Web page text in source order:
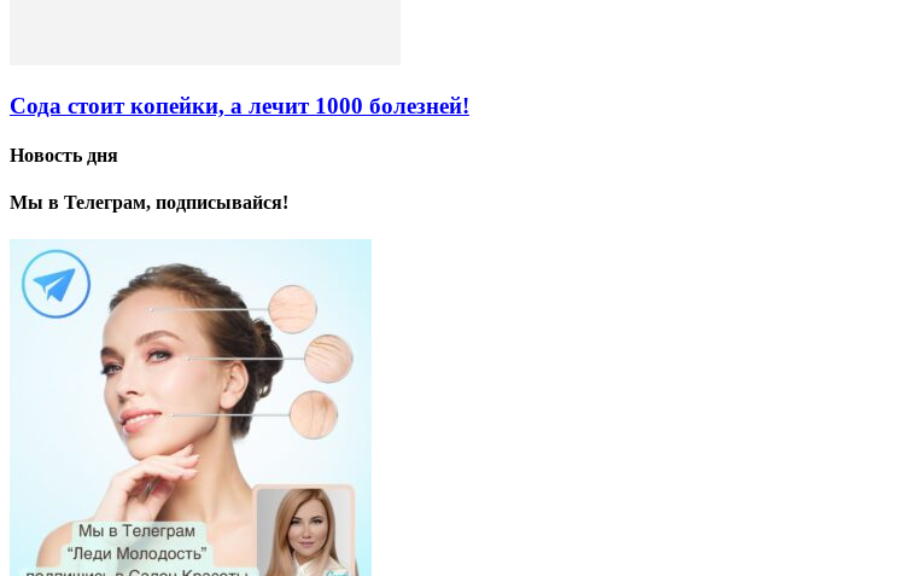
Сода стоит копейки, а лечит 1000 болезней!
Новость дня
Мы в Телеграм, подписывайся!